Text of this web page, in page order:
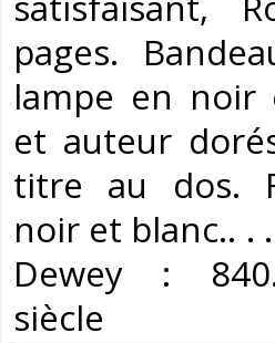
pages.
lampe en noir
et auteur
titre au dos.
noir et blanc.. .
Dewey :
siècle‎